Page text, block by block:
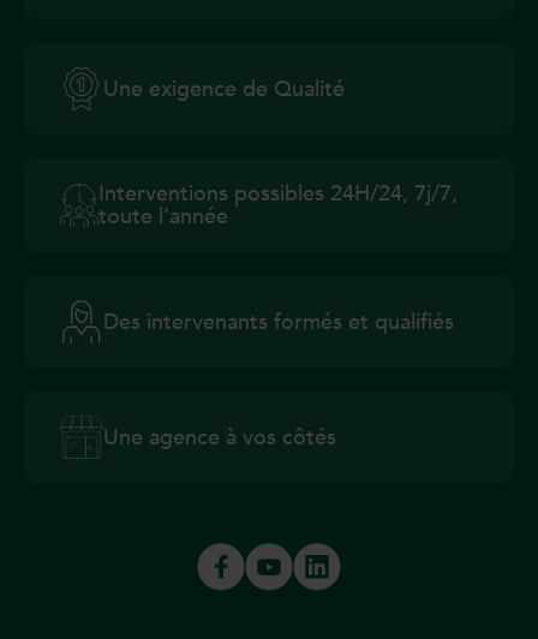
Une exigence de Qualité
Interventions possibles 24H/24, 7j/7,
toute l’année
Des intervenants formés et qualifiés
Une agence à vos côtés